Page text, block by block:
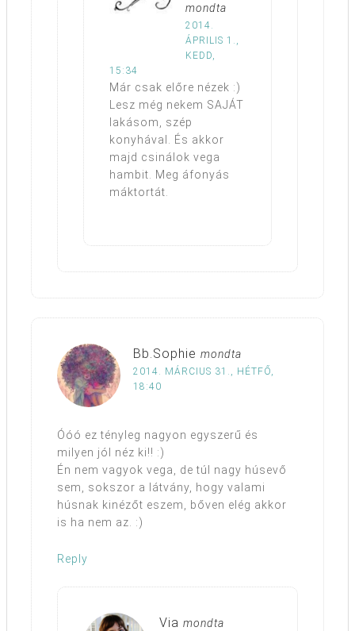
mondta
2014.
ÁPRILIS 1.,
KEDD,
15:34
Már csak előre nézek :)
Lesz még nekem SAJÁT
lakásom, szép
konyhával. És akkor
majd csinálok vega
hambit. Meg áfonyás
máktortát.
Bb.Sophie mondta
2014. MÁRCIUS 31., HÉTFŐ,
18:40
Óóó ez tényleg nagyon egyszerű és
milyen jól néz ki!! :)
Én nem vagyok vega, de túl nagy húsevő
sem, sokszor a látvány, hogy valami
húsnak kinézőt eszem, bőven elég akkor
is ha nem az. :)
Reply
Via mondta